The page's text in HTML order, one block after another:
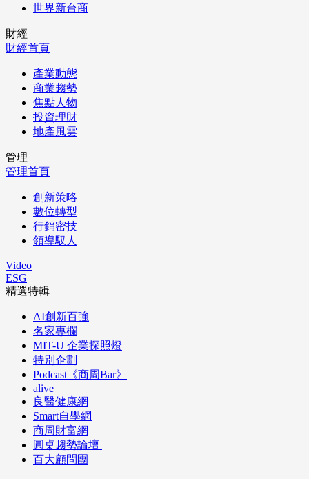
世界新台商
財經
財經首頁
產業動態
商業趨勢
焦點人物
投資理財
地產風雲
管理
管理首頁
創新策略
數位轉型
行銷密技
領導馭人
Video
ESG
精選特輯
AI創新百強
名家專欄
MIT-U 企業探照燈
特別企劃
Podcast《商周Bar》
alive
良醫健康網
Smart自學網
商周財富網
圓桌趨勢論壇
百大顧問團